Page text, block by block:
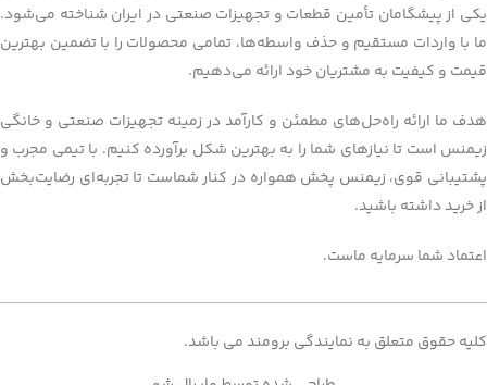
یکی از پیشگامان تأمین قطعات و تجهیزات صنعتی در ایران شناخته می‌شود.
ما با واردات مستقیم و حذف واسطه‌ها، تمامی محصولات را با تضمین بهترین
قیمت و کیفیت به مشتریان خود ارائه می‌دهیم.
هدف ما ارائه راه‌حل‌های مطمئن و کارآمد در زمینه تجهیزات صنعتی و خانگی
زیمنس است تا نیازهای شما را به بهترین شکل برآورده کنیم. با تیمی مجرب و
پشتیبانی قوی، زیمنس پخش همواره در کنار شماست تا تجربه‌ای رضایت‌بخش
از خرید داشته باشید.
اعتماد شما سرمایه ماست.
کلیه حقوق متعلق به نمایندگی برومند می باشد.